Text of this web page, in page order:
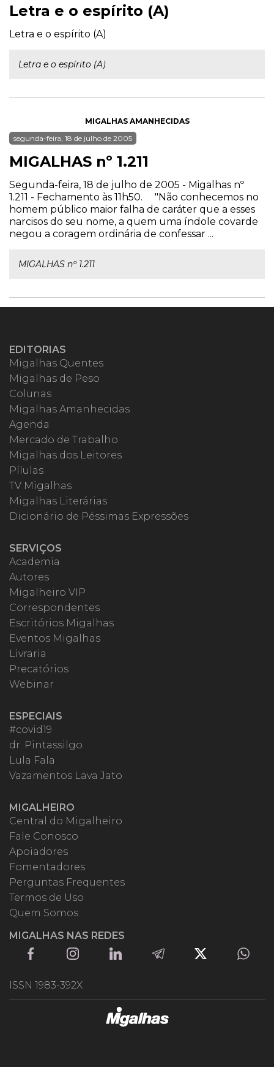
Letra e o espírito (A)
Letra e o espírito (A)
Letra e o espírito (A)
MIGALHAS AMANHECIDAS
segunda-feira, 18 de julho de 2005
MIGALHAS nº 1.211
Segunda-feira, 18 de julho de 2005 - Migalhas nº
1.211 - Fechamento às 11h50. "Não conhecemos no
homem público maior falha de caráter que a esses
narcisos do seu nome, a quem uma índole covarde
negou a coragem ordinária de confessar ...
MIGALHAS nº 1.211
EDITORIAS
Migalhas Quentes
Migalhas de Peso
Colunas
Migalhas Amanhecidas
Agenda
Mercado de Trabalho
Migalhas dos Leitores
Pílulas
TV Migalhas
Migalhas Literárias
Dicionário de Péssimas Expressões
SERVIÇOS
Academia
Autores
Migalheiro VIP
Correspondentes
Escritórios Migalhas
Eventos Migalhas
Livraria
Precatórios
Webinar
ESPECIAIS
#covid19
dr. Pintassilgo
Lula Fala
Vazamentos Lava Jato
MIGALHEIRO
Central do Migalheiro
Fale Conosco
Apoiadores
Fomentadores
Perguntas Frequentes
Termos de Uso
Quem Somos
MIGALHAS NAS REDES
ISSN 1983-392X